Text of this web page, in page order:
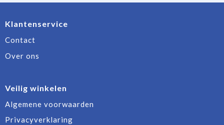
Klantenservice
Contact
Over ons
Veilig winkelen
Algemene voorwaarden
Privacyverklaring